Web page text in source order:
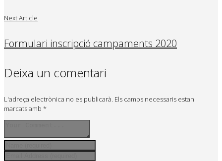
Next Article
Formulari inscripció campaments 2020
Deixa un comentari
L'adreça electrònica no es publicarà. Els camps necessaris estan
marcats amb *